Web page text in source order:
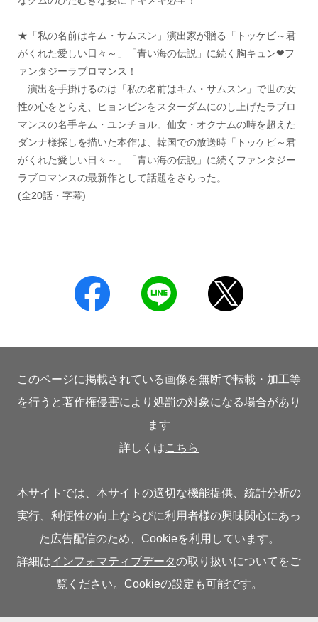
★「私の名前はキム・サムスン」演出家が贈る「トッケビ～君
がくれた愛しい日々～」「青い海の伝説」に続く胸キュン❤フ
ァンタジーラブロマンス！
演出を手掛けるのは「私の名前はキム・サムスン」で世の女
性の心をとらえ、ヒョンビンをスターダムにのし上げたラブロ
マンスの名手キム・ユンチョル。仙女・オクナムの時を超えた
ダンナ様探しを描いた本作は、韓国での放送時「トッケビ～君
がくれた愛しい日々～」「青い海の伝説」に続くファンタジー
ラブロマンスの最新作として話題をさらった。
(全20話・字幕)
このページに掲載されている画像を無断で転載・加工等
を行うと著作権侵害により処罰の対象になる場合があり
ます
詳しくはこちら
本サイトでは、本サイトの適切な機能提供、統計分析の
実行、利便性の向上ならびに利用者様の興味関心にあっ
た広告配信のため、Cookieを利用しています。
詳細はインフォマティブデータの取り扱いについてをご
覧ください。Cookieの設定も可能です。